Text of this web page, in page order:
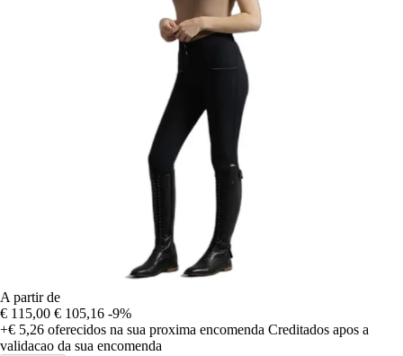
A partir de
€ 115,00 € 105,16 -9%
+€ 5,26 oferecidos na sua proxima encomenda Creditados apos a
validacao da sua encomenda